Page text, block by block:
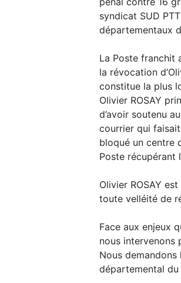
syndicat SUD
départementaux
La Poste franchit
la révocation
constitue la plus
Olivier ROSAY
d’avoir soutenu
courrier qui
bloqué un centre
Poste récupérant
Olivier ROSAY
toute velléité de
Face aux enjeux
nous intervenons
Nous demandons
départemental